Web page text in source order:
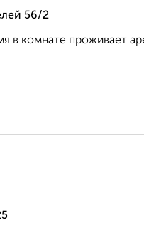
56/2
в комнате проживает